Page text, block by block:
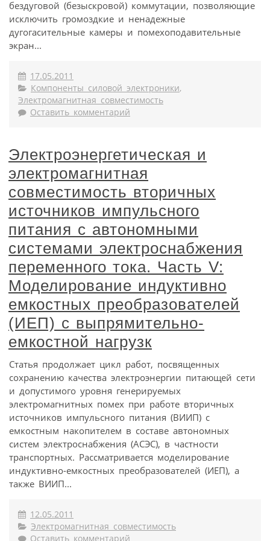
бездуговой (безыскровой) коммутации, позволяющие
исключить громоздкие и ненадежные
дугогасительные камеры и помехоподавительные
экран...
17.05.2011
Компоненты силовой электроники,
Электромагнитная совместимость
Оставить комментарий
Электроэнергетическая и
электромагнитная
совместимость вторичных
источников импульсного
питания с автономными
системами электроснабжения
переменного тока. Часть V:
Моделирование индуктивно
емкостных преобразователей
(ИЕП) с выпрямительно-
емкостной нагрузк
Статья продолжает цикл работ, посвященных
сохранению качества электроэнергии питающей сети
и допустимого уровня генерируемых
электромагнитных помех при работе вторичных
источников импульсного питания (ВИИП) с
емкостным накопителем в составе автономных
систем электроснабжения (АСЭС), в частности
транспортных. Рассматривается моделирование
индуктивно-емкостных преобразователей (ИЕП), а
также ВИИП...
12.05.2011
Электромагнитная совместимость
Оставить комментарий